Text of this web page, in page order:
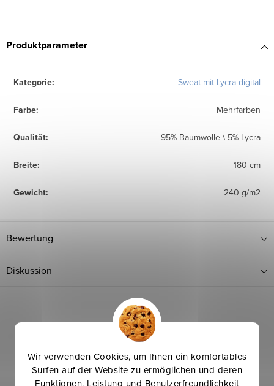
Wir verwenden Cookies, um Ihnen ein komfortables
Surfen auf der Website zu ermöglichen und deren
Funktionen, Leistung und Benutzerfreundlichkeit
Produktparameter
Kategorie: Sweat mit Lycra digital
Farbe: Mehrfarben
Qualität: 95% Baumwolle \ 5% Lycra
Breite: 180 cm
Gewicht: 240 g/m2
Bewertung
Diskussion